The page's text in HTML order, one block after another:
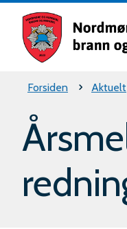
Du
er
her:
Forsiden Aktuelt